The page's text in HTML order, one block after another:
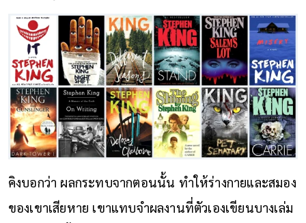
คิงบอกว่า ผลกระทบจากตอนนั้น ทำให้ร่างกายและสมอง
ของเขาเสียหาย เขาแทบจำผลงานที่ตัวเองเขียนบางเล่ม